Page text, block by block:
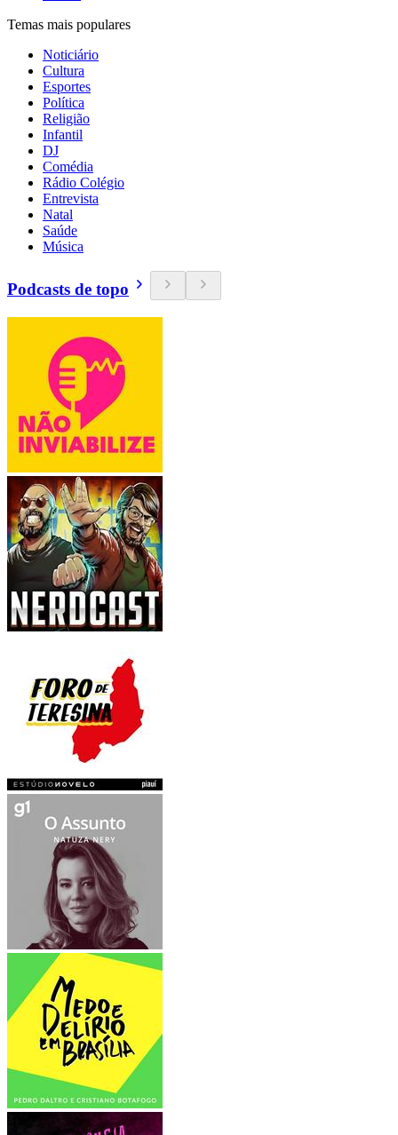
Temas mais populares
Noticiário
Cultura
Esportes
Política
Religião
Infantil
DJ
Comédia
Rádio Colégio
Entrevista
Natal
Saúde
Música
Podcasts de topo